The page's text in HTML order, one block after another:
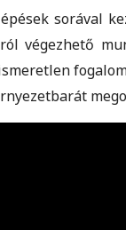
sorával
végezhető